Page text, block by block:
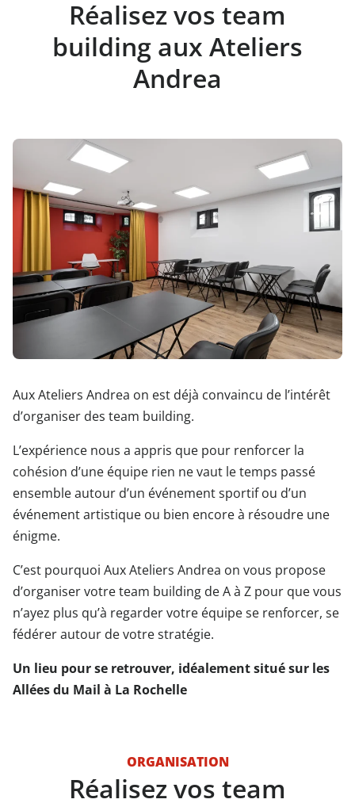
Réalisez vos team
building aux Ateliers
Andrea
Aux Ateliers Andrea on est déjà convaincu de l’intérêt
d’organiser des team building.
L’expérience nous a appris que pour renforcer la
cohésion d’une équipe rien ne vaut le temps passé
ensemble autour d’un événement sportif ou d’un
événement artistique ou bien encore à résoudre une
énigme.
C’est pourquoi Aux Ateliers Andrea on vous propose
d’organiser votre team building de A à Z pour que vous
n’ayez plus qu’à regarder votre équipe se renforcer, se
fédérer autour de votre stratégie.
Un lieu pour se retrouver, idéalement situé sur les
Allées du Mail à La Rochelle
ORGANISATION
Réalisez vos team